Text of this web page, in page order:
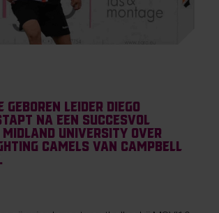
geboren leider Diego
na een succesvol
Midland University over
Camels van Campbell